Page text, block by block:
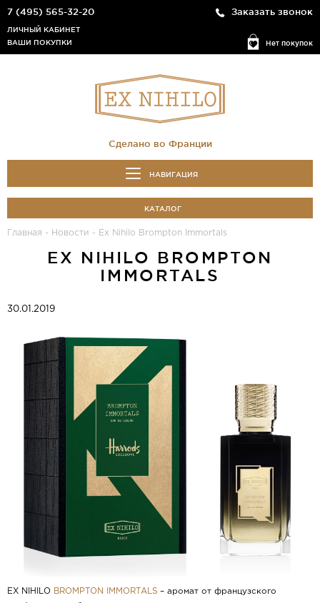
7 (495) 565-32-20 Заказать звонок
Нет покупок
ЛИЧНЫЙ КАБИНЕТ
ВАШИ ПОКУПКИ
Сделано во Франции
НАВИГАЦИЯ
КАТАЛОГ
Главная - Новости - Ex Nihilo Brompton Immortals
EX NIHILO BROMPTON
IMMORTALS
30.01.2019
EX NIHILO BROMPTON IMMORTALS – аромат от французского